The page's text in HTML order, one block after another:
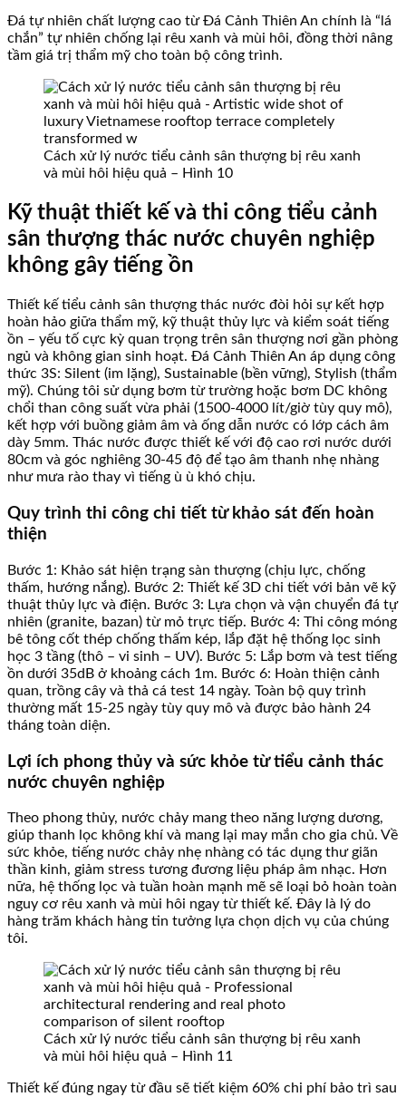
Đá tự nhiên chất lượng cao từ Đá Cảnh Thiên An chính là “lá
chắn” tự nhiên chống lại rêu xanh và mùi hôi, đồng thời nâng
tầm giá trị thẩm mỹ cho toàn bộ công trình.
Cách xử lý nước tiểu cảnh sân thượng bị rêu xanh
và mùi hôi hiệu quả – Hình 10
Kỹ thuật thiết kế và thi công tiểu cảnh
sân thượng thác nước chuyên nghiệp
không gây tiếng ồn
Thiết kế tiểu cảnh sân thượng thác nước đòi hỏi sự kết hợp
hoàn hảo giữa thẩm mỹ, kỹ thuật thủy lực và kiểm soát tiếng
ồn – yếu tố cực kỳ quan trọng trên sân thượng nơi gần phòng
ngủ và không gian sinh hoạt. Đá Cảnh Thiên An áp dụng công
thức 3S: Silent (im lặng), Sustainable (bền vững), Stylish (thẩm
mỹ). Chúng tôi sử dụng bơm từ trường hoặc bơm DC không
chổi than công suất vừa phải (1500-4000 lít/giờ tùy quy mô),
kết hợp với buồng giảm âm và ống dẫn nước có lớp cách âm
dày 5mm. Thác nước được thiết kế với độ cao rơi nước dưới
80cm và góc nghiêng 30-45 độ để tạo âm thanh nhẹ nhàng
như mưa rào thay vì tiếng ù ù khó chịu.
Quy trình thi công chi tiết từ khảo sát đến hoàn
thiện
Bước 1: Khảo sát hiện trạng sàn thượng (chịu lực, chống
thấm, hướng nắng). Bước 2: Thiết kế 3D chi tiết với bản vẽ kỹ
thuật thủy lực và điện. Bước 3: Lựa chọn và vận chuyển đá tự
nhiên (granite, bazan) từ mỏ trực tiếp. Bước 4: Thi công móng
bê tông cốt thép chống thấm kép, lắp đặt hệ thống lọc sinh
học 3 tầng (thô – vi sinh – UV). Bước 5: Lắp bơm và test tiếng
ồn dưới 35dB ở khoảng cách 1m. Bước 6: Hoàn thiện cảnh
quan, trồng cây và thả cá test 14 ngày. Toàn bộ quy trình
thường mất 15-25 ngày tùy quy mô và được bảo hành 24
tháng toàn diện.
Lợi ích phong thủy và sức khỏe từ tiểu cảnh thác
nước chuyên nghiệp
Theo phong thủy, nước chảy mang theo năng lượng dương,
giúp thanh lọc không khí và mang lại may mắn cho gia chủ. Về
sức khỏe, tiếng nước chảy nhẹ nhàng có tác dụng thư giãn
thần kinh, giảm stress tương đương liệu pháp âm nhạc. Hơn
nữa, hệ thống lọc và tuần hoàn mạnh mẽ sẽ loại bỏ hoàn toàn
nguy cơ rêu xanh và mùi hôi ngay từ thiết kế. Đây là lý do
hàng trăm khách hàng tin tưởng lựa chọn dịch vụ của chúng
tôi.
Cách xử lý nước tiểu cảnh sân thượng bị rêu xanh
và mùi hôi hiệu quả – Hình 11
Thiết kế đúng ngay từ đầu sẽ tiết kiệm 60% chi phí bảo trì sau